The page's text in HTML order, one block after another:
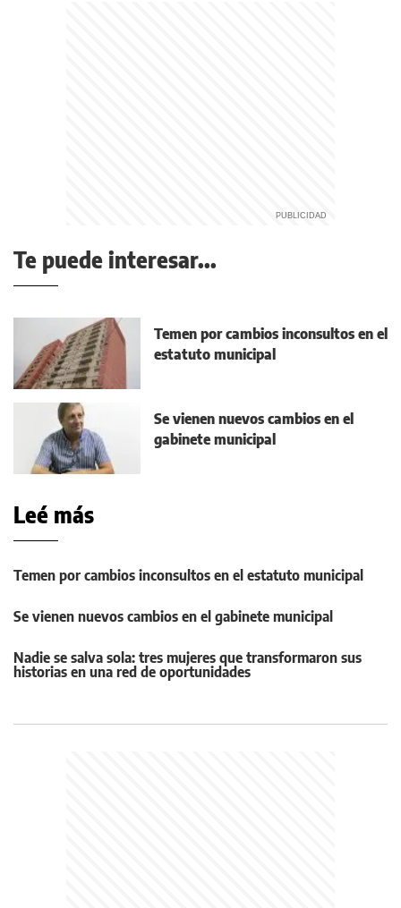
Te puede interesar...
Temen por cambios inconsultos en el
estatuto municipal
Se vienen nuevos cambios en el
gabinete municipal
Leé más
Temen por cambios inconsultos en el estatuto municipal
Se vienen nuevos cambios en el gabinete municipal
Nadie se salva sola: tres mujeres que transformaron sus
historias en una red de oportunidades